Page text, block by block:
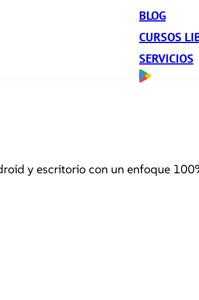
BLOG
CURSOS
SERVICIOS
y escritorio con un enfoque